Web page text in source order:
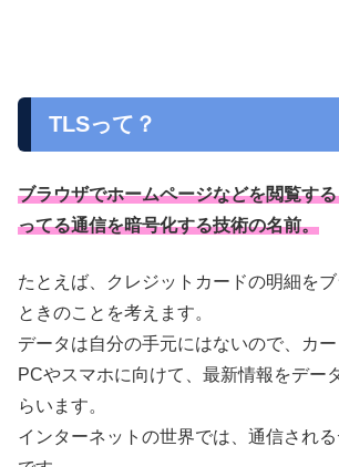
TLSって？
ブラウザでホームページなどを閲覧す
ってる通信を暗号化する技術の名前。
たとえば、クレジットカードの明細を
ときのことを考えます。
データは自分の手元にはないので、カ
PCやスマホに向けて、最新情報をデー
らいます。
インターネットの世界では、通信され